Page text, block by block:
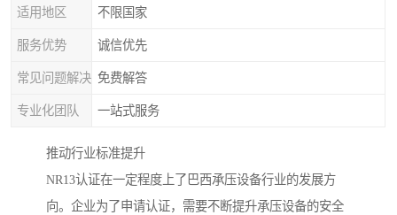
适用地区 不限国家
服务优势 诚信优先
常见问题解决 免费解答
专业化团队 一站式服务
推动行业标准提升
NR13认证在一定程度上了巴西承压设备行业的发展方
向。企业为了申请认证，需要不断提升承压设备的安全